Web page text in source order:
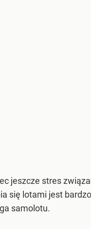
jeszcze stres
się lotami jest
samolotu.